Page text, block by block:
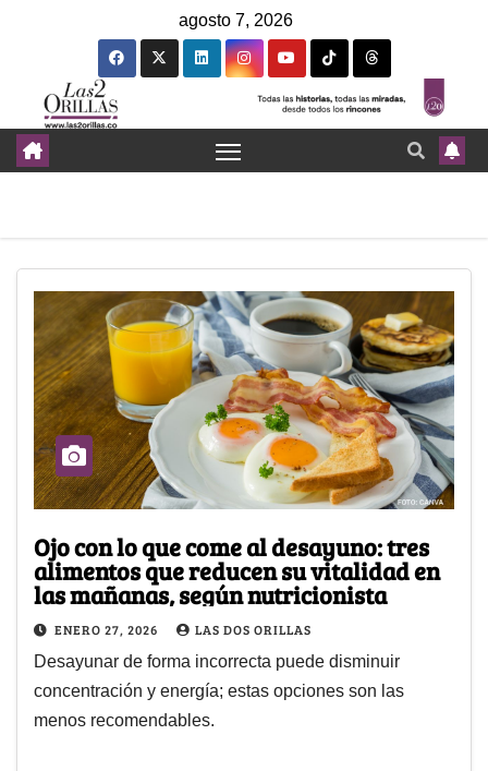
agosto 7, 2026
Ojo con lo que come al desayuno: tres
alimentos que reducen su vitalidad en
las mañanas, según nutricionista
ENERO 27, 2026 LAS DOS ORILLAS
Desayunar de forma incorrecta puede disminuir
concentración y energía; estas opciones son las
menos recomendables.